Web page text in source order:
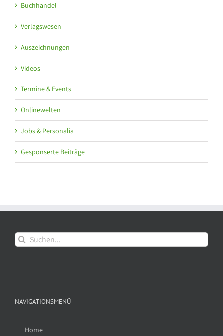
Buchhandel
Verlagswesen
Auszeichnungen
Videos
Termine & Events
Onlinewelten
Jobs & Personalia
Gesponserte Beiträge
Suche
nach:
NAVIGATIONSMENÜ
Home